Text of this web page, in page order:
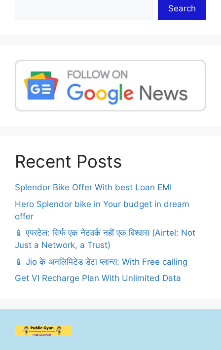
Search
Recent Posts
Splendor Bike Offer With best Loan EMI
Hero Splendor bike in Your budget in dream
offer
📱 एयरटेल: सिर्फ एक नेटवर्क नहीं एक विश्वास (Airtel: Not
Just a Network, a Trust)
📱 Jio के अनलिमिटेड डेटा प्लान्स: With Free calling
Get VI Recharge Plan With Unlimited Data